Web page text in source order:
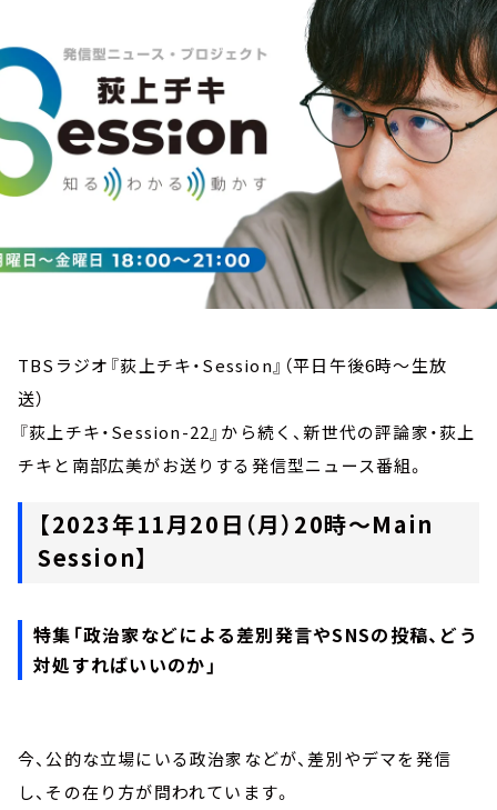
会社情報
TBSラジオ『荻上チキ・Session』（平日午後6時～生放
送）
『荻上チキ・Session-22』から続く、新世代の評論家・荻上
チキと南部広美がお送りする発信型ニュース番組。
【2023年11月20日（月）20時～Main
Session】
特集「政治家などによる差別発言やSNSの投稿、どう
対処すればいいのか」
今、公的な立場にいる政治家などが、差別やデマを発信
し、その在り方が問われています。